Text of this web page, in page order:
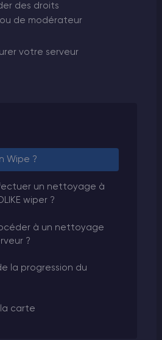
des droits
de modérateur
votre serveur
Wipe ?
un nettoyage à
wiper ?
à un nettoyage
?
la progression du
la carte